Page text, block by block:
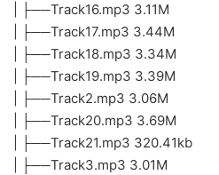
| ├──Track16.mp3 3.11M
| ├──Track17.mp3 3.44M
| ├──Track18.mp3 3.34M
| ├──Track19.mp3 3.39M
| ├──Track2.mp3 3.06M
| ├──Track20.mp3 3.69M
| ├──Track21.mp3 320.41kb
| ├──Track3.mp3 3.01M